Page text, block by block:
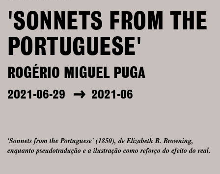
'SONNETS FROM THE
PORTUGUESE'
ROGÉRIO MIGUEL PUGA
2021-06-29 2021-06
'Sonnets from the Portuguese' (1850), de Elizabeth B. Browning,
enquanto pseudotradução e a ilustração como reforço do efeito do real.